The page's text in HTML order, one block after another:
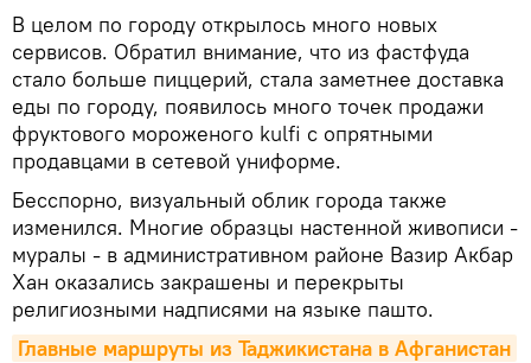
В целом по городу открылось много новых
сервисов. Обратил внимание, что из фастфуда
стало больше пиццерий, стала заметнее доставка
еды по городу, появилось много точек продажи
фруктового мороженого kulfi с опрятными
продавцами в сетевой униформе.
Бесспорно, визуальный облик города также
изменился. Многие образцы настенной живописи -
муралы - в административном районе Вазир Акбар
Хан оказались закрашены и перекрыты
религиозными надписями на языке пашто.
Главные маршруты из Таджикистана в Афганистан